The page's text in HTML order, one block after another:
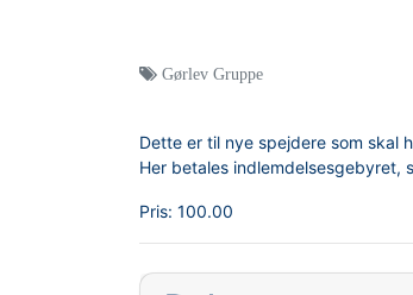
Gørlev Gruppe
Dette er til nye spejdere som skal
Her betales
Pris: 100.00